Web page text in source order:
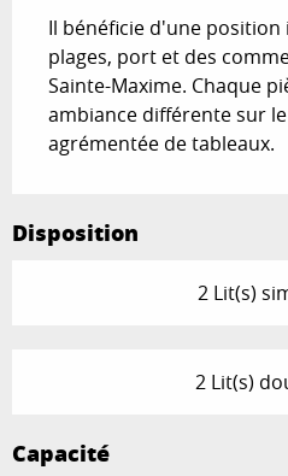
Il bénéficie d'une
plages, port et des
Sainte-Maxime. Chaque
ambiance différente sur
agrémentée de tableaux.
Disposition
2 Lit(s)
2 Lit(s)
Capacité